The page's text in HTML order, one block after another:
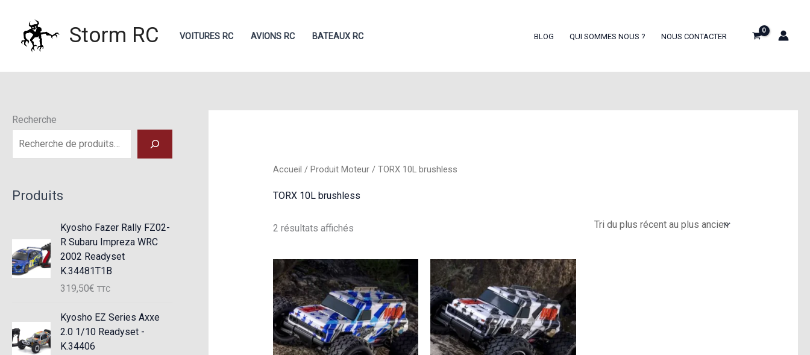
contenu
Storm RC VOITURES RC AVIONS RC BATEAUX RC BLOG QUI SOMMES NOUS ? NOUS CONTACTER
Recherche
Produits
Kyosho Fazer Rally FZ02-
R Subaru Impreza WRC
2002 Readyset
K.34481T1B
319,50€ TTC
Kyosho EZ Series Axxe
2.0 1/10 Readyset -
K.34406
Accueil / Produit Moteur / TORX 10L brushless
TORX 10L brushless
2 résultats affichésTrié
récent
au
plus
ancien